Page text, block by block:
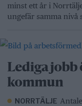
minst ett år i
ungefär samma nivå
Lediga
kommun
NORRTÄLJE